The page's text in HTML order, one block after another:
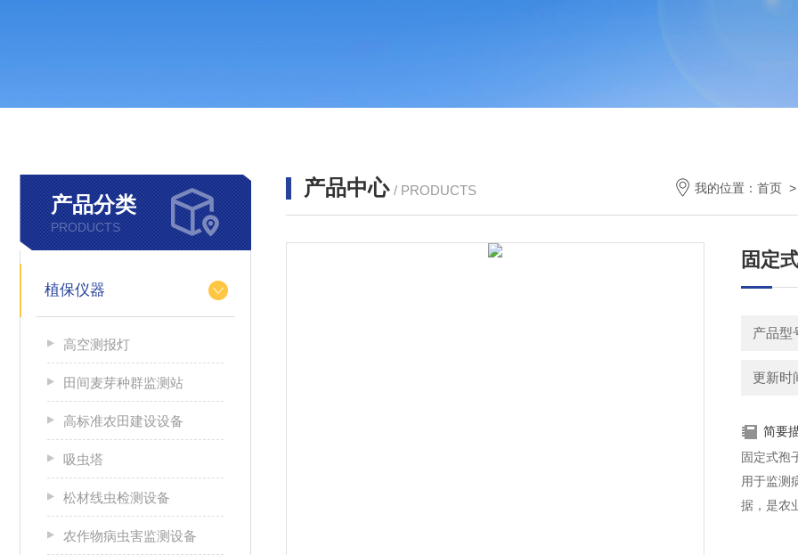
产品分类
PRODUCTS
植保仪器
高空测报灯
田间麦芽种群监测站
高标准农田建设设备
吸虫塔
松材线虫检测设备
农作物病虫害监测设备
产品中心 / PRODUCTS 我的位置： 首页 >
固定
产品型
更新时
简要
固定式孢
用于监测
据，是农